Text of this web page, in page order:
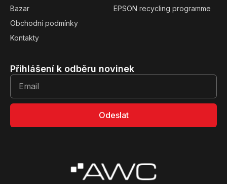
EPSON recycling programme
Bazar
Obchodní podmínky
Kontakty
Přihlášení k odběru novinek
Odeslat